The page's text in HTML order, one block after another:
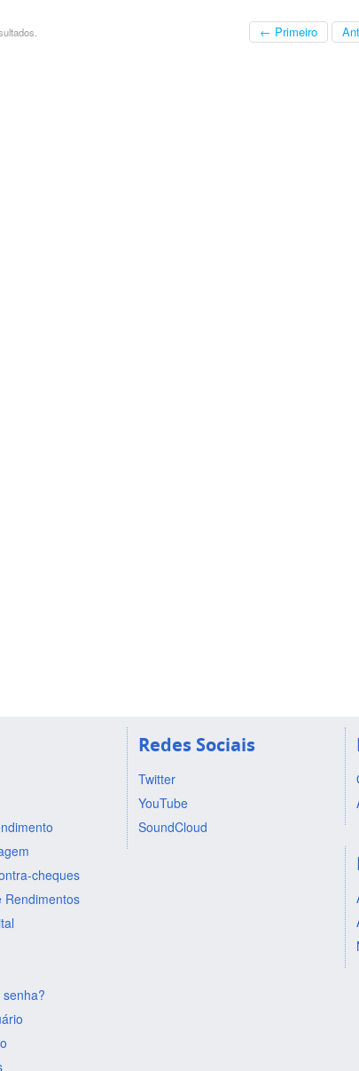
← Primeiro
cheques
Rendimentos
Redes Sociais
Twitter
YouTube
SoundCloud